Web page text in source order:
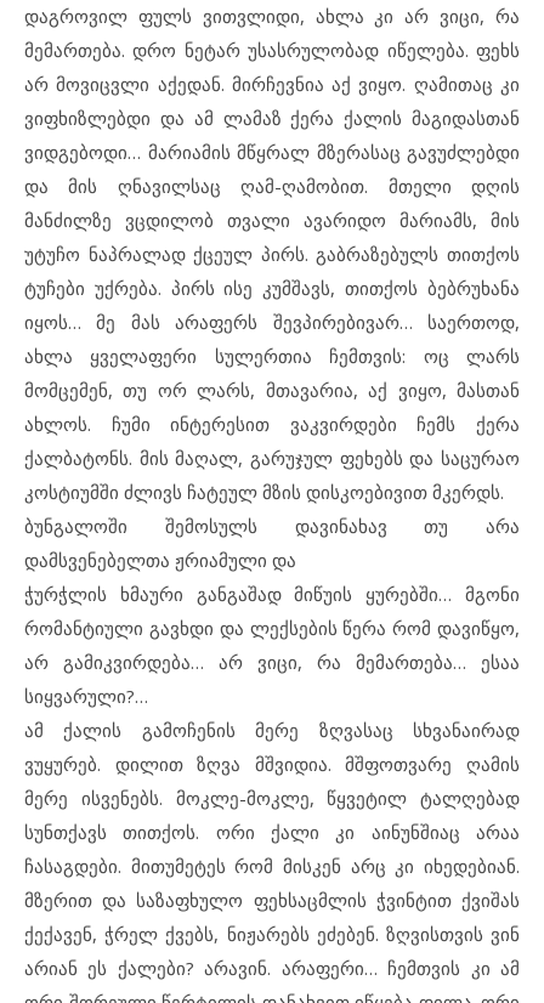
დაგროვილ ფულს ვითვლიდი, ახლა კი არ ვიცი, რა
მემართება. დრო ნეტარ უსასრულობად იწელება. ფეხს
არ მოვიცვლი აქედან. მირჩევნია აქ ვიყო. ღამითაც კი
ვიფხიზლებდი და ამ ლამაზ ქერა ქალის მაგიდასთან
ვიდგებოდი… მარიამის მწყრალ მზერასაც გავუძლებდი
და მის ღნავილსაც ღამ-ღამობით. მთელი დღის
მანძილზე ვცდილობ თვალი ავარიდო მარიამს, მის
უტუჩო ნაპრალად ქცეულ პირს. გაბრაზებულს თითქოს
ტუჩები უქრება. პირს ისე კუმშავს, თითქოს ბებრუხანა
იყოს… მე მას არაფერს შევპირებივარ… საერთოდ,
ახლა ყველაფერი სულერთია ჩემთვის: ოც ლარს
მომცემენ, თუ ორ ლარს, მთავარია, აქ ვიყო, მასთან
ახლოს. ჩუმი ინტერესით ვაკვირდები ჩემს ქერა
ქალბატონს. მის მაღალ, გარუჯულ ფეხებს და საცურაო
კოსტიუმში ძლივს ჩატეულ მზის დისკოებივით მკერდს.
ბუნგალოში შემოსულს დავინახავ თუ არა
დამსვენებელთა ჟრიამული და
ჭურჭლის ხმაური განგაშად მიწუის ყურებში… მგონი
რომანტიული გავხდი და ლექსების წერა რომ დავიწყო,
არ გამიკვირდება… არ ვიცი, რა მემართება… ესაა
სიყვარული?…
ამ ქალის გამოჩენის მერე ზღვასაც სხვანაირად
ვუყურებ. დილით ზღვა მშვიდია. მშფოთვარე ღამის
მერე ისვენებს. მოკლე-მოკლე, წყვეტილ ტალღებად
სუნთქავს თითქოს. ორი ქალი კი აინუნშიაც არაა
ჩასაგდები. მითუმეტეს რომ მისკენ არც კი იხედებიან.
მზერით და საზაფხულო ფეხსაცმლის ჭვინტით ქვიშას
ქექავენ, ჭრელ ქვებს, ნიჟარებს ეძებენ. ზღვისთვის ვინ
არიან ეს ქალები? არავინ. არაფერი… ჩემთვის კი ამ